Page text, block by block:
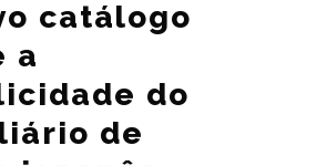
catálogo
a
do
de